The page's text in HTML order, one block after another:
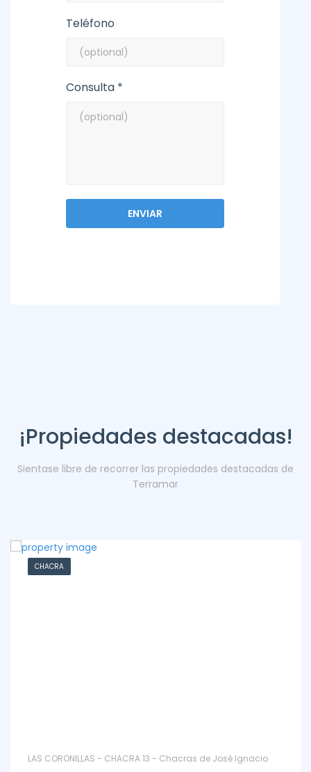
Teléfono
Consulta *
¡Propiedades destacadas!
Sientase libre de recorrer las propiedades destacadas de
Terramar
CHACRA
LAS CORONILLAS - CHACRA 13 - Chacras de José Ignacio